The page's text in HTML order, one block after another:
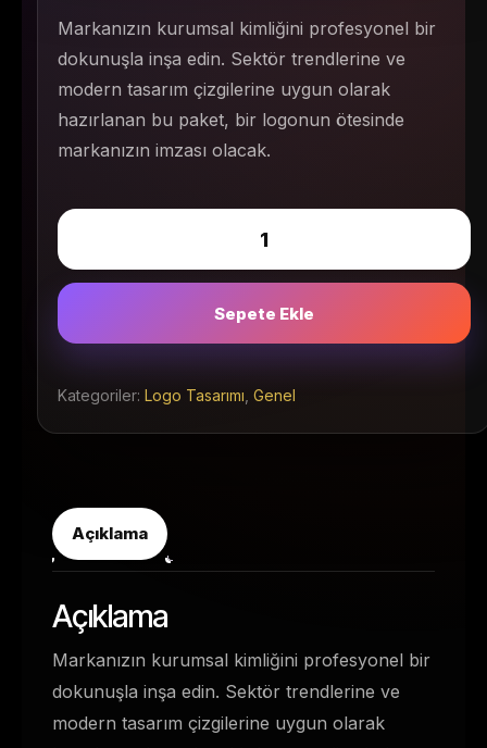
Markanızın kurumsal kimliğini profesyonel bir
dokunuşla inşa edin. Sektör trendlerine ve
modern tasarım çizgilerine uygun olarak
hazırlanan bu paket, bir logonun ötesinde
markanızın imzası olacak.
Sepete Ekle
Kategoriler: Logo Tasarımı Genel
Açıklama
Açıklama
Markanızın kurumsal kimliğini profesyonel bir
dokunuşla inşa edin. Sektör trendlerine ve
modern tasarım çizgilerine uygun olarak